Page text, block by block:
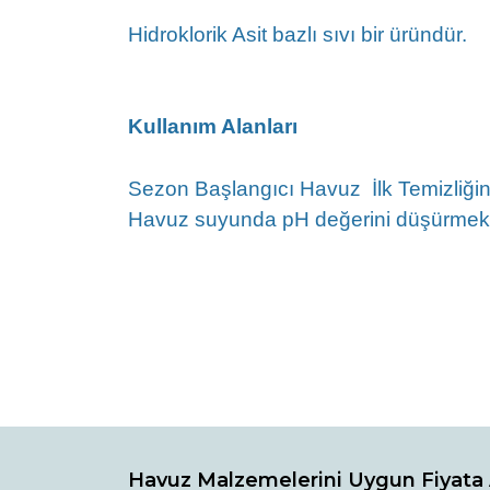
Hidroklorik Asit bazlı sıvı bir üründür.
Kullanım Alanları
Sezon Başlangıcı Havuz İlk T
Havuz suyunda pH değerini düşürmek
Görüş ve önerileriniz için teşekkür ederiz.
Ürün resmi kalitesiz, bozuk veya
Havuz Malzemelerini Uygun Fiyata